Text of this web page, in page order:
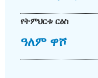
የትምህርቱ ርዕስ
ዓለም ዋሾ